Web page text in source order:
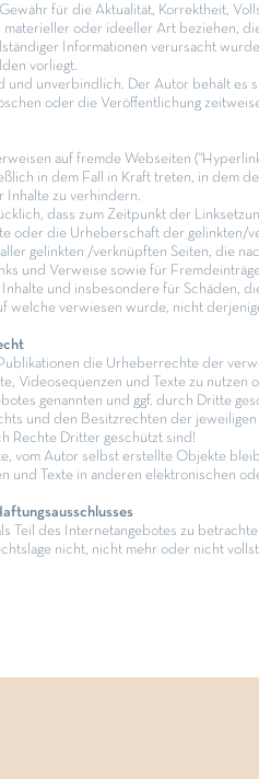
für die Aktualität, Korrektheit,
materieller oder ideeller Art beziehen,
Informationen verursacht
vorliegt.
unverbindlich. Der Autor behält es
oder die Veröffentlichung
auf fremde Webseiten
in dem Fall in Kraft treten, in dem
Inhalte zu verhindern.
dass zum Zeitpunkt der
oder die Urheberschaft der
gelinkten /verknüpften Seiten, die
und Verweise sowie für
und insbesondere für Schäden,
welche verwiesen wurde, nicht
die Urheberrechte der
Videosequenzen und Texte zu
genannten und ggf. durch Dritte
und den Besitzrechten der
Rechte Dritter geschützt sind!
vom Autor selbst erstellte Objekte
und Texte in anderen elektronischen
Teil des Internetangebotes zu
nicht, nicht mehr oder nicht